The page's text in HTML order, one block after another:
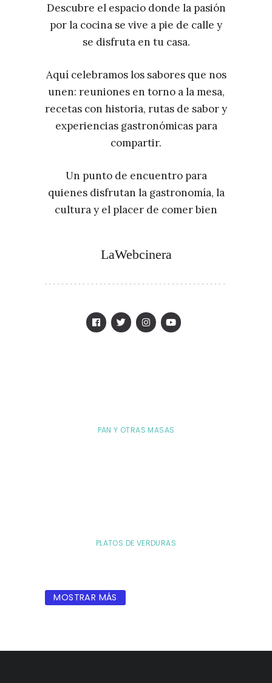
Descubre el espacio donde la pasión
por la cocina se vive a pie de calle y
se disfruta en tu casa.
Aquí celebramos los sabores que nos
unen: reuniones en torno a la mesa,
recetas con historia, rutas de sabor y
experiencias gastronómicas para
compartir.
Un punto de encuentro para
quienes disfrutan la gastronomía, la
cultura y el placer de comer bien
LaWebcinera
PAN Y OTRAS MASAS
PLATOS DE VERDURAS
MOSTRAR MÁS